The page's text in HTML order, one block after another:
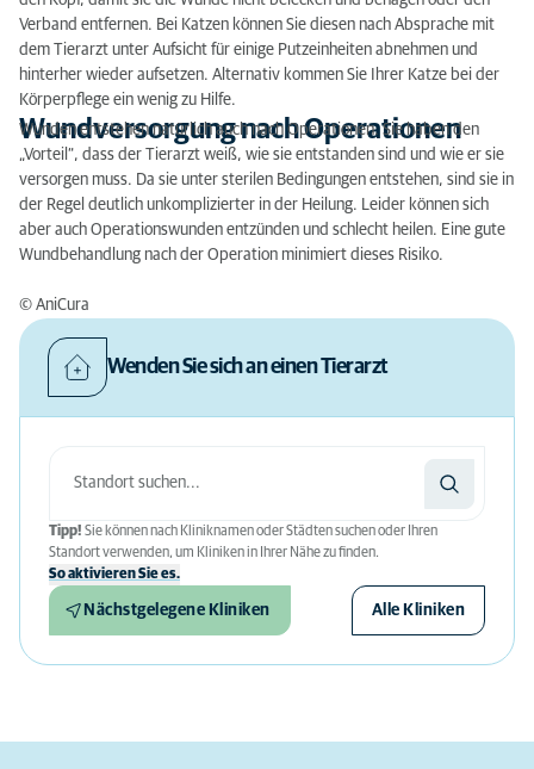
Verband entfernen. Bei Katzen können Sie diesen nach Absprache mit
dem Tierarzt unter Aufsicht für einige Putzeinheiten abnehmen und
hinterher wieder aufsetzen. Alternativ kommen Sie Ihrer Katze bei der
Körperpflege ein wenig zu Hilfe.
Wundversorgung nach Operationen
Wunden entstehen natürlich auch nach Operationen. Sie haben den
„Vorteil“, dass der Tierarzt weiß, wie sie entstanden sind und wie er sie
versorgen muss. Da sie unter sterilen Bedingungen entstehen, sind sie in
der Regel deutlich unkomplizierter in der Heilung. Leider können sich
aber auch Operationswunden entzünden und schlecht heilen. Eine gute
Wundbehandlung nach der Operation minimiert dieses Risiko.
© AniCura
Wenden Sie sich an einen Tierarzt
Tipp! Sie können nach Kliniknamen oder Städten suchen oder Ihren
Standort verwenden, um Kliniken in Ihrer Nähe zu finden.
So aktivieren Sie es.
Nächstgelegene Kliniken Alle Kliniken